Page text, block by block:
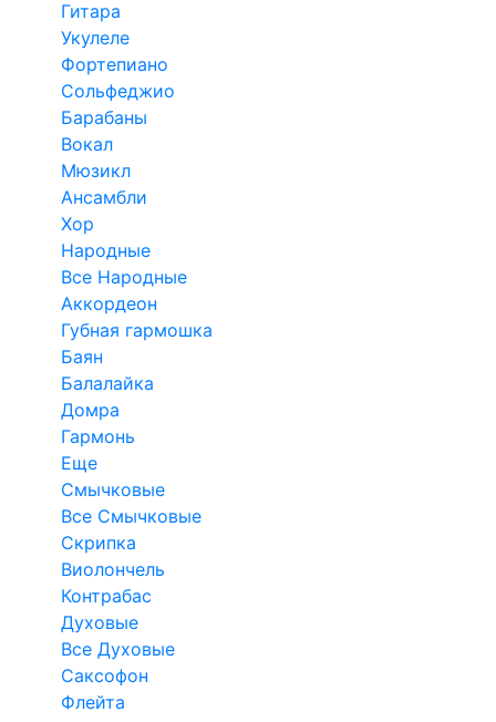
Гитара
Укулеле
Фортепиано
Сольфеджио
Барабаны
Вокал
Мюзикл
Ансамбли
Хор
Народные
Все Народные
Аккордеон
Губная гармошка
Баян
Балалайка
Домра
Гармонь
Еще
Смычковые
Все Смычковые
Скрипка
Виолончель
Контрабас
Духовые
Все Духовые
Саксофон
Флейта